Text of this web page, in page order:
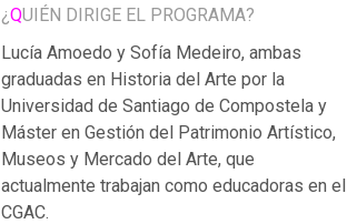
¿QUIÉN DIRIGE EL PROGRAMA?
Lucía Amoedo y Sofía Medeiro, ambas
graduadas en Historia del Arte por la
Universidad de Santiago de Compostela y
Máster en Gestión del Patrimonio Artístico,
Museos y Mercado del Arte, que
actualmente trabajan como educadoras en el
CGAC.